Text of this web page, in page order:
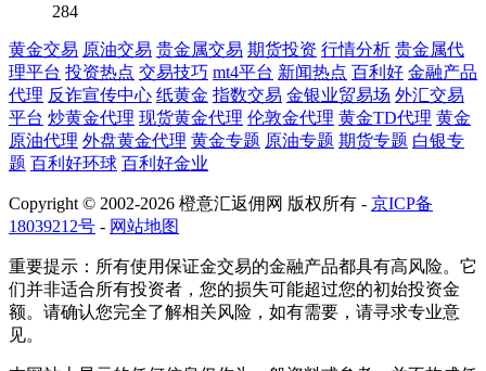
284
黄金交易 原油交易 贵金属交易 期货投资 行情分析 贵金属代
理平台 投资热点 交易技巧 mt4平台 新闻热点 百利好 金融产品
代理 反诈宣传中心 纸黄金 指数交易 金银业贸易场 外汇交易
平台 炒黄金代理 现货黄金代理 伦敦金代理 黄金TD代理 黄金
原油代理 外盘黄金代理 黄金专题 原油专题 期货专题 白银专
题 百利好环球 百利好金业
Copyright © 2002-2026 橙意汇返佣网 版权所有 - 京ICP备
18039212号 - 网站地图
重要提示：所有使用保证金交易的金融产品都具有高风险。它
们并非适合所有投资者，您的损失可能超过您的初始投资金
额。请确认您完全了解相关风险，如有需要，请寻求专业意
见。